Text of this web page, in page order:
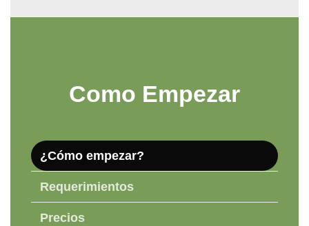
Como Empezar
¿Cómo empezar?
Requerimientos
Precios